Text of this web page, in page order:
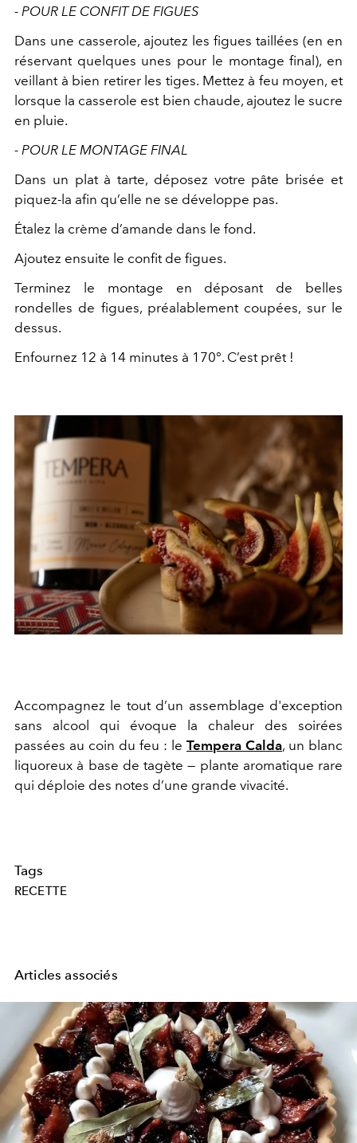
- POUR LE CONFIT DE FIGUES
Dans une casserole, ajoutez les figues taillées (en en
réservant quelques unes pour le montage final), en
veillant à bien retirer les tiges. Mettez à feu moyen, et
lorsque la casserole est bien chaude, ajoutez le sucre
en pluie.
- POUR LE MONTAGE FINAL
Dans un plat à tarte, déposez votre pâte brisée et
piquez-la afin qu’elle ne se développe pas.
Étalez la crème d’amande dans le fond.
Ajoutez ensuite le confit de figues.
Terminez le montage en déposant de belles
rondelles de figues, préalablement coupées, sur le
dessus.
Enfournez 12 à 14 minutes à 170°. C’est prêt !
Accompagnez le tout d’un assemblage d'exception
sans alcool qui évoque la chaleur des soirées
passées au coin du feu : le Tempera Calda, un blanc
liquoreux à base de tagète — plante aromatique rare
qui déploie des notes d’une grande vivacité.
Tags
RECETTE
Articles associés